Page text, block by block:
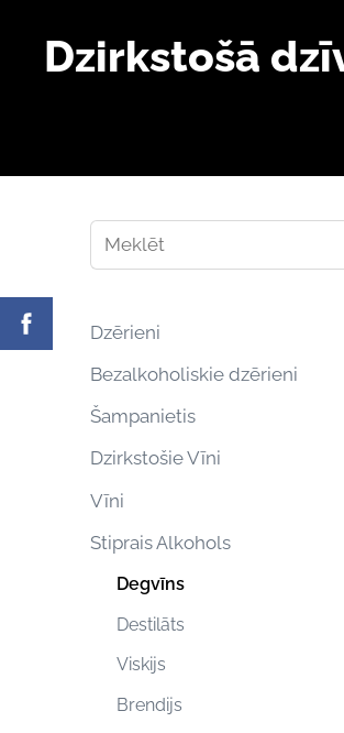
Dzirkstošā
Dzērieni
Bezalkoholiskie dzērieni
Šampanietis
Dzirkstošie Vīni
Vīni
Stiprais Alkohols
Degvīns
Destilāts
Viskijs
Brendijs